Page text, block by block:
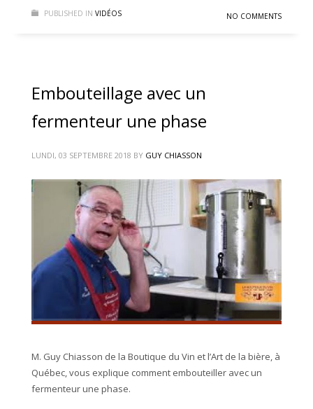
PUBLISHED IN VIDÉOS NO COMMENTS
Embouteillage avec un
fermenteur une phase
LUNDI, 03 SEPTEMBRE 2018 BY GUY CHIASSON
M. Guy Chiasson de la Boutique du Vin et l’Art de la bière, à
Québec, vous explique comment embouteiller avec un
fermenteur une phase.